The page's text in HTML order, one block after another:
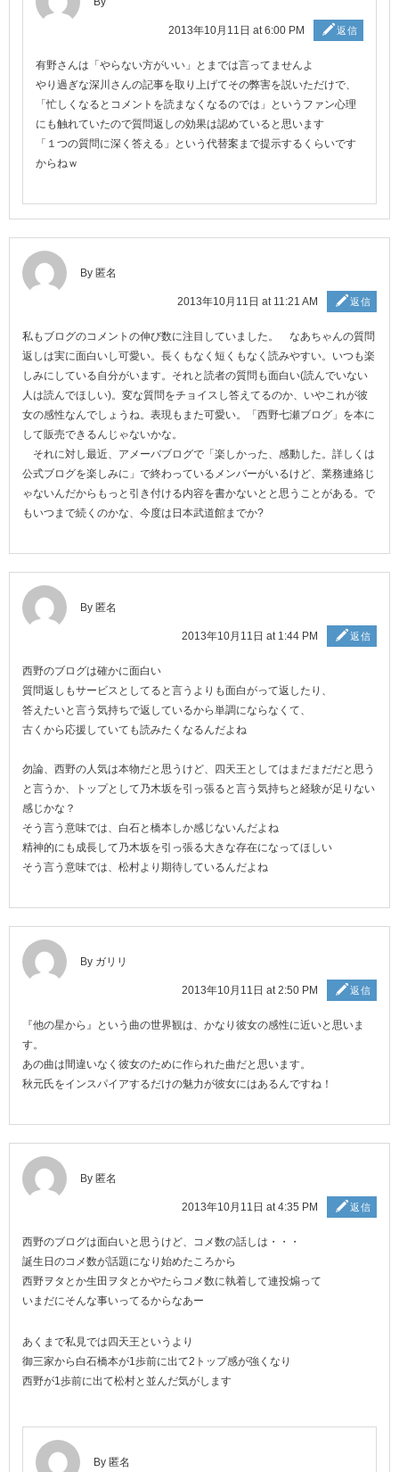
2013年10月11日 at 6:00 PM 返信
有野さんは「やらない方がいい」とまでは言ってませんよ
やり過ぎな深川さんの記事を取り上げてその弊害を説いただけで、
「忙しくなるとコメントを読まなくなるのでは」というファン心理
にも触れていたので質問返しの効果は認めていると思います
「１つの質問に深く答える」という代替案まで提示するくらいです
からねｗ
By 匿名
2013年10月11日 at 11:21 AM 返信
私もブログのコメントの伸び数に注目していました。 なあちゃんの質問
返しは実に面白いし可愛い。長くもなく短くもなく読みやすい。いつも楽
しみにしている自分がいます。それと読者の質問も面白い(読んでいない
人は読んでほしい)。変な質問をチョイスし答えてるのか、いやこれが彼
女の感性なんでしょうね。表現もまた可愛い。「西野七瀬ブログ」を本に
して販売できるんじゃないかな。
それに対し最近、アメーバブログで「楽しかった、感動した。詳しくは
公式ブログを楽しみに」で終わっているメンバーがいるけど、業務連絡じ
ゃないんだからもっと引き付ける内容を書かないとと思うことがある。で
もいつまで続くのかな、今度は日本武道館までか?
By 匿名
2013年10月11日 at 1:44 PM 返信
西野のブログは確かに面白い
質問返しもサービスとしてると言うよりも面白がって返したり、
答えたいと言う気持ちで返しているから単調にならなくて、
古くから応援していても読みたくなるんだよね
勿論、西野の人気は本物だと思うけど、四天王としてはまだまだだと思う
と言うか、トップとして乃木坂を引っ張ると言う気持ちと経験が足りない
感じかな？
そう言う意味では、白石と橋本しか感じないんだよね
精神的にも成長して乃木坂を引っ張る大きな存在になってほしい
そう言う意味では、松村より期待しているんだよね
By ガリリ
2013年10月11日 at 2:50 PM 返信
『他の星から』という曲の世界観は、かなり彼女の感性に近いと思いま
す。
あの曲は間違いなく彼女のために作られた曲だと思います。
秋元氏をインスパイアするだけの魅力が彼女にはあるんですね！
By 匿名
2013年10月11日 at 4:35 PM 返信
西野のブログは面白いと思うけど、コメ数の話しは・・・
誕生日のコメ数が話題になり始めたころから
西野ヲタとか生田ヲタとかやたらコメ数に執着して連投煽って
いまだにそんな事いってるからなあー
あくまで私見では四天王というより
御三家から白石橋本が1歩前に出て2トップ感が強くなり
西野が1歩前に出て松村と並んだ気がします
By 匿名